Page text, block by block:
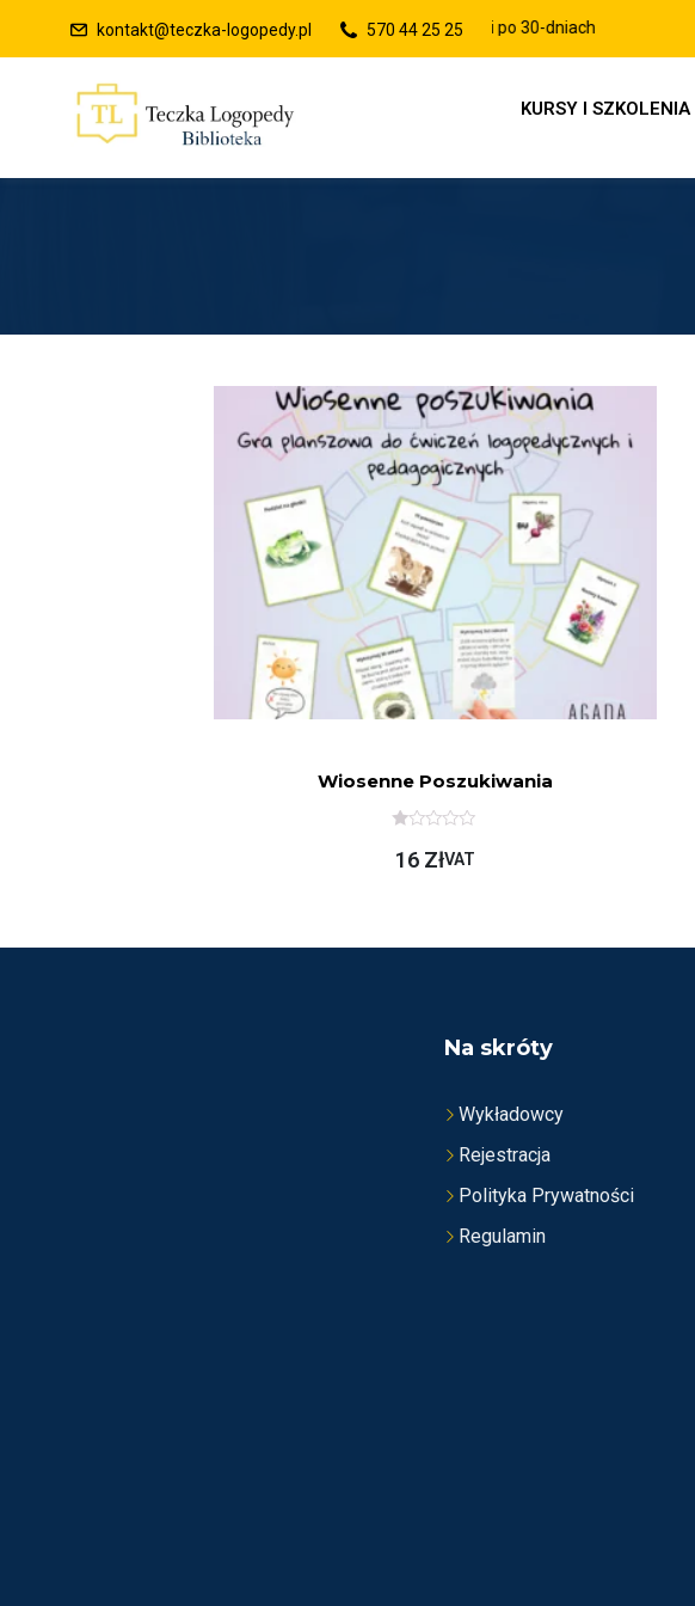
kontakt@teczka-logopedy.pl 570 44 25 25
Raty 0% lub płatności po 30-dniach
KURSY I SZKOLENIA
Wiosenne Poszukiwania
C
O
16 ZłVAT
Na skróty
Wykładowcy
Rejestracja
Polityka Prywatności
Regulamin